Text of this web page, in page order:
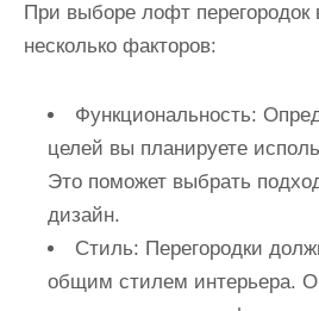
При выборе лофт перегородок
несколько факторов:
Функциональность:
целей вы планируете
Это поможет выбрать
дизайн.
Стиль: Перегородки
общим стилем интерьера.